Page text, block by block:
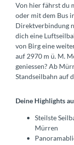
Von hier fährst du
oder mit dem Bus
Direktverbindung
dich eine
von Birg eine
auf 2970 m ü. M.
geniessen? Ab
Standseilbahn auf
Deine Highlights
Steilste
Mürren